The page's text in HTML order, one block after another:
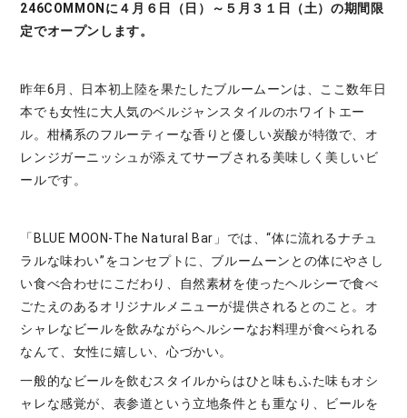
246COMMONに４月６日（日）～５月３１日（土）の期間限
定でオープンします。
昨年6月、日本初上陸を果たしたブルームーンは、ここ数年日
本でも女性に大人気のベルジャンスタイルのホワイトエー
ル。柑橘系のフルーティーな香りと優しい炭酸が特徴で、オ
レンジガーニッシュが添えてサーブされる美味しく美しいビ
ールです。
「BLUE MOON-The Natural Bar」では、“体に流れるナチュ
ラルな味わい”をコンセプトに、ブルームーンとの体にやさし
い食べ合わせにこだわり、自然素材を使ったヘルシーで食べ
ごたえのあるオリジナルメニューが提供されるとのこと。オ
シャレなビールを飲みながらヘルシーなお料理が食べられる
なんて、女性に嬉しい、心づかい。
一般的なビールを飲むスタイルからはひと味もふた味もオシ
ャレな感覚が、表参道という立地条件とも重なり、ビールを